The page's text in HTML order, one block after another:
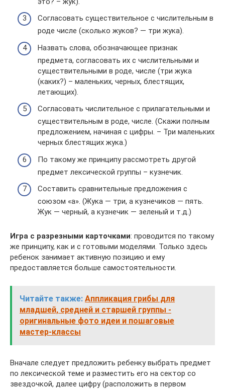
Согласовать существительное с числительным в
роде числе (сколько жуков? — три жука).
Назвать слова, обозначающее признак
предмета, согласовать их с числительными и
существительными в роде, числе (три жука
(каких?) – маленьких, черных, блестящих,
летающих).
Согласовать числительное с прилагательными и
существительным в роде, числе. (Скажи полным
предложением, начиная с цифры. – Три маленьких
черных блестящих жука.)
По такому же принципу рассмотреть другой
предмет лексической группы – кузнечик.
Составить сравнительные предложения с
союзом «а». (Жука — три, а кузнечиков — пять.
Жук — черный, а кузнечик — зеленый и т.д.)
Игра с разрезными карточками: проводится по такому
же принципу, как и с готовыми моделями. Только здесь
ребенок занимает активную позицию и ему
предоставляется больше самостоятельности.
Читайте также: Аппликация грибы для
младшей, средней и старшей группы -
оригинальные фото идеи и пошаговые
мастер-классы
Вначале следует предложить ребенку выбрать предмет
по лексической теме и разместить его на сектор со
звездочкой, далее цифру (расположить в первом